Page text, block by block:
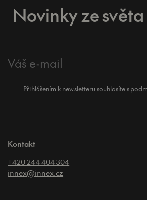
Novinky ze
Přihlášením k newsletteru souhlasíte s
Kontakt
+420 244 404 304
innex@innex.cz